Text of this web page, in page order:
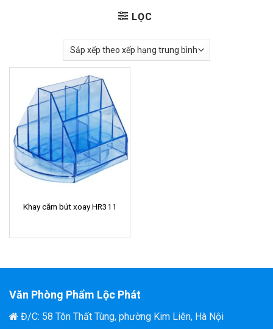
LỌC
Khay cắm bút xoay HR311
Văn Phòng Phẩm Lộc Phát
Đ/C: 58 Tôn Thất Tùng, phường Kim Liên, Hà Nội